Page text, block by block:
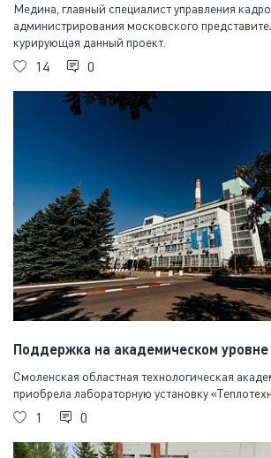
Медина, главный специалист управления
администрирования московского
курирующая данный проект.
14 0
Поддержка на академическом уровне
Смоленская областная технологическая
приобрела лабораторную установку
1 0